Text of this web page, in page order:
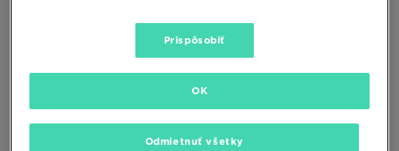
Žiadne produkty na zobrazenie
Zmeňte kritériá vyhľadávania alebo
odstráňte vybrané filtre
Prispôsobiť
Odmietnuť všetky
OK